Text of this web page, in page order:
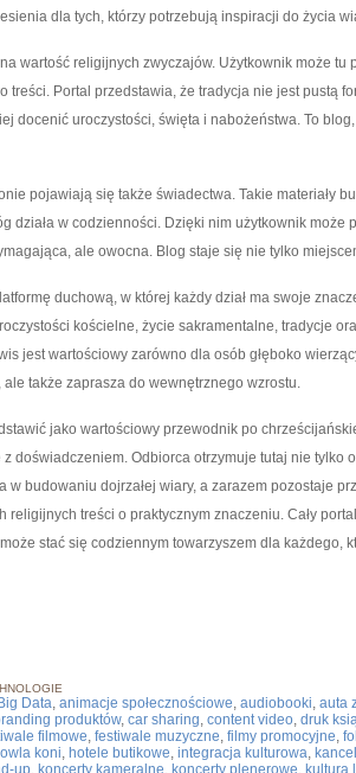
dla tych, którzy potrzebują inspiracji do życia
wartość religijnych zwyczajów. Użytkownik może
treści. Portal przedstawia, że tradycja nie jest pustą
docenić uroczystości, święta i nabożeństwa. To
pojawiają się także świadectwa. Takie materiały
działa w codzienności. Dzięki nim użytkownik
ale owocna. Blog staje się nie tylko
duchową, w której każdy dział ma swoje
kościelne, życie sakramentalne, tradycje
jest wartościowy zarówno dla osób głęboko
ale także zaprasza do wewnętrznego wzrostu.
jako wartościowy przewodnik po
z doświadczeniem. Odbiorca otrzymuje tutaj nie
w budowaniu dojrzałej wiary, a zarazem pozostaje
religijnych treści o praktycznym znaczeniu. Cały
stać się codziennym towarzyszem dla każdego,
Data, animacje społecznościowe, audiobooki, auta
produktów, car sharing, content video, druk
filmowe, festiwale muzyczne, filmy promocyjne,
koni, hotele butikowe, integracja kulturowa,
up, koncerty kameralne, koncerty plenerowe, kultura